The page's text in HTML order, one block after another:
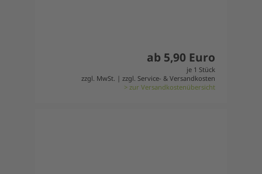
ab 5,90 Euro
je 1 Stück
zzgl. MwSt. | zzgl. Service- & Versandkosten
> zur Versandkostenübersicht